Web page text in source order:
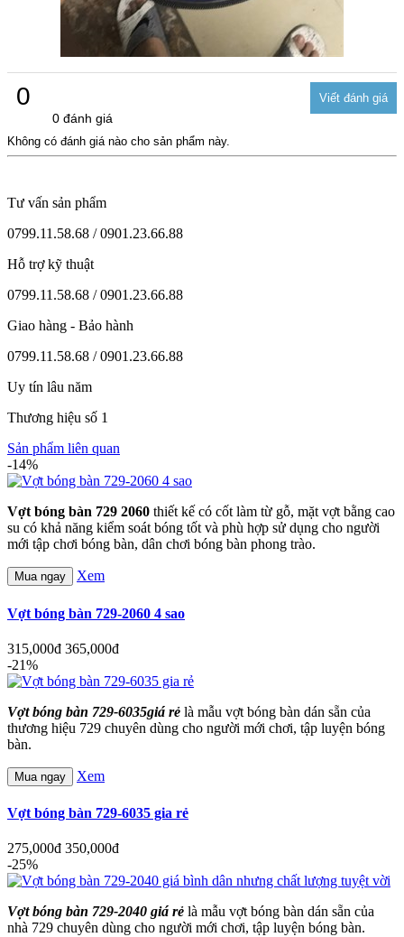
0
0 đánh giá
Không có đánh giá nào cho sản phẩm này.
Tư vấn sản phẩm
0799.11.58.68 / 0901.23.66.88
Hỗ trợ kỹ thuật
0799.11.58.68 / 0901.23.66.88
Giao hàng - Bảo hành
0799.11.58.68 / 0901.23.66.88
Uy tín lâu năm
Thương hiệu số 1
Sản phẩm liên quan
-14%
Vợt bóng bàn 729 2060 thiết kế có cốt làm từ gỗ, mặt vợt bằng cao
su có khả năng kiểm soát bóng tốt và phù hợp sử dụng cho người
mới tập chơi bóng bàn, dân chơi bóng bàn phong trào.
Mua ngay Xem
Vợt bóng bàn 729-2060 4 sao
315,000đ 365,000đ
-21%
Vợt bóng bàn 729-6035giá rẻ là mẫu vợt bóng bàn dán sẵn của
thương hiệu 729 chuyên dùng cho người mới chơi, tập luyện bóng
bàn.
Mua ngay Xem
Vợt bóng bàn 729-6035 gia rẻ
275,000đ 350,000đ
-25%
Vợt bóng bàn 729-2040 giá rẻ là mẫu vợt bóng bàn dán sẵn của
nhà 729 chuyên dùng cho người mới chơi, tập luyện bóng bàn.